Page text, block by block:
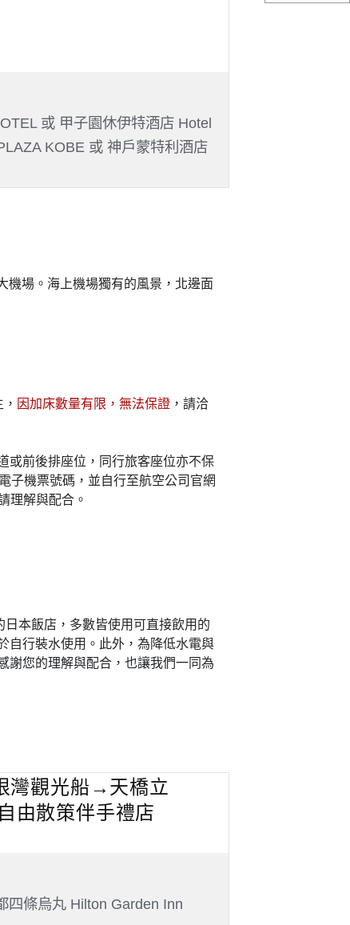
或 甲子園休伊特酒店 Hotel
KOBE 或 神戶蒙特利酒店
機場。海上機場獨有的風景，北邊面
因加床數量有限，無法保證，請洽
或前後排座位，同行旅客座位亦不保
子機票號碼，並自行至航空公司官網
理解與配合。
本飯店，多數皆使用可直接飲用的
自行裝水使用。此外，為降低水電與
謝您的理解與配合，也讓我們一同為
灣觀光船→天橋立
由散策伴手禮店
四條烏丸 Hilton Garden Inn